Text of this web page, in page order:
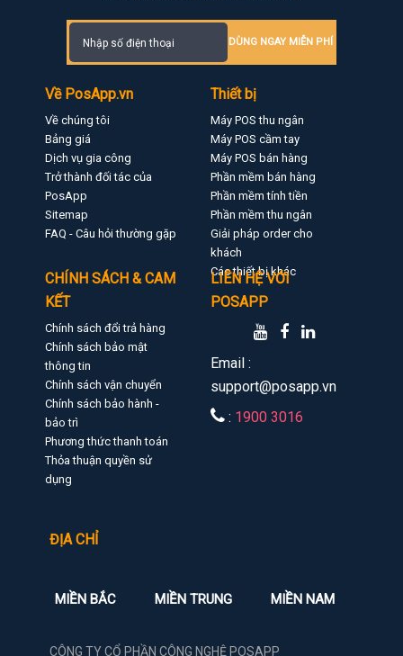
DÙNG NGAY MIỄN PHÍ
Về PosApp.vn
Về chúng tôi
Bảng giá
Dịch vụ gia công
Trở thành đối tác của
PosApp
Sitemap
FAQ - Câu hỏi thường gặp
Thiết bị
Máy POS thu ngân
Máy POS cầm tay
Máy POS bán hàng
Phần mềm bán hàng
Phần mềm tính tiền
Phần mềm thu ngân
Giải pháp order cho
khách
Các thiết bị khác
CHÍNH SÁCH & CAM
KẾT
Chính sách đổi trả hàng
Chính sách bảo mật
thông tin
Chính sách vận chuyển
Chính sách bảo hành -
bảo trì
Phương thức thanh toán
Thỏa thuận quyền sử
dụng
LIÊN HỆ VỚI
POSAPP
Email :
support@posapp.vn
: 1900 3016
ĐỊA CHỈ
MIỀN BẮC MIỀN TRUNG MIỀN NAM
CÔNG TY CỔ PHẦN CÔNG NGHỆ POSAPP